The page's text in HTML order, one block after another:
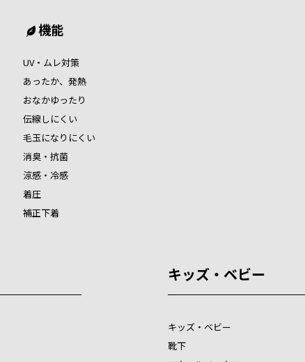
機能
UV・ムレ対策
あったか、発熱
おなかゆったり
伝線しにくい
毛玉になりにくい
消臭・抗菌
涼感・冷感
着圧
補正下着
キッズ・ベビー
キッズ・ベビー
靴下